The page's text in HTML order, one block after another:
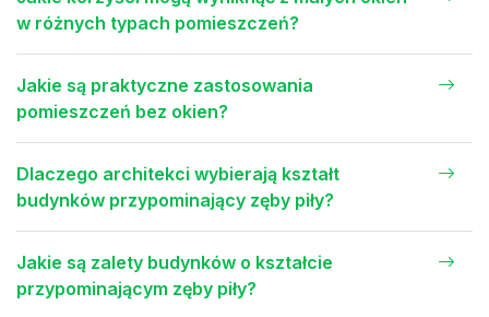
w różnych typach pomieszczeń?
Jakie są praktyczne zastosowania
pomieszczeń bez okien?
Dlaczego architekci wybierają kształt
budynków przypominający zęby piły?
Jakie są zalety budynków o kształcie
przypominającym zęby piły?